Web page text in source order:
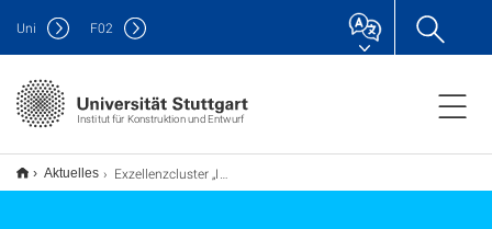
Institut für Konstruktion und Entwurf
Uni F02
Aktuelles Exzellenzcluster „Integratives computerbasiertes Planen und Bauen für die Architektur“